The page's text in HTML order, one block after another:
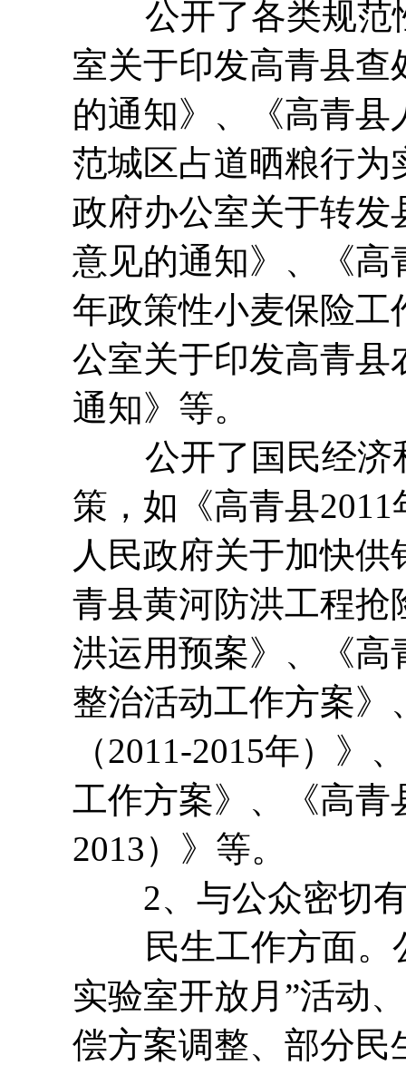
公开了各类规范
室关于印发高青县查
的通知》、《高青
范城区占道晒粮行为
政府办公室关于转发
意见的通知》、《高
年政策性小麦保险工
公室关于印发高青县
通知》等。
公开了国民经济
策，如《高青县
人民政府关于加快
青县黄河防洪工程抢
洪运用预案》、《高
整治活动工作方案》
（2011-2015年）》
工作方案》、《高青
2013）》等。
2、与公众密切有
民生工作方面。
实验室开放月”活动
偿方案调整、部分民